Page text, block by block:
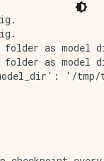
at 2022-01-29-
at 2022-01-29-
step 20:
step 20:
summary
folder as
folder as
'/tmp/